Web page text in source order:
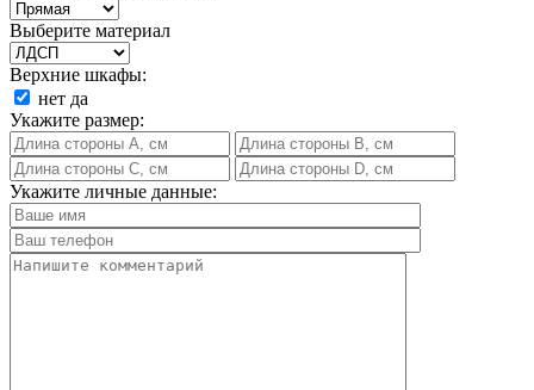
Выберите материал
Верхние шкафы:
нет да
Укажите размер:
Укажите личные данные: